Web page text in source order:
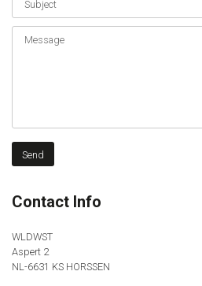
Contact Info
WLDWST
Aspert 2
NL-6631 KS HORSSEN